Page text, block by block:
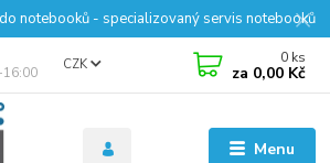
notebooků - specializovaný servis notebooků
Menu
CZK
16:00
0 ks
za 0,00 Kč